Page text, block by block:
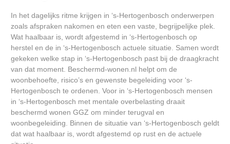
In het dagelijks ritme krijgen in ‘s-Hertogenbosch onderwerpen
zoals afspraken nakomen en eten een vaste, begrijpelijke plek.
Wat haalbaar is, wordt afgestemd in ‘s-Hertogenbosch op
herstel en de in ‘s-Hertogenbosch actuele situatie. Samen wordt
gekeken welke stap in ‘s-Hertogenbosch past bij de draagkracht
van dat moment. Beschermd-wonen.nl helpt om de
woonbehoefte, risico’s en gewenste begeleiding voor ‘s-
Hertogenbosch te ordenen. Voor in ‘s-Hertogenbosch mensen
in ‘s-Hertogenbosch met mentale overbelasting draait
beschermd wonen GGZ om minder terugval en
woonbegeleiding. Binnen de situatie van ‘s-Hertogenbosch geldt
dat wat haalbaar is, wordt afgestemd op rust en de actuele